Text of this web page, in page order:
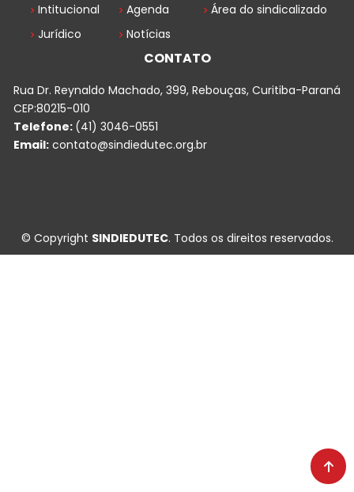
Intitucional
Jurídico
Agenda
Notícias
Área do sindicalizado
CONTATO
Rua Dr. Reynaldo Machado, 399, Rebouças, Curitiba-Paraná
CEP:80215-010
Telefone: (41) 3046-0551
Email: contato@sindiedutec.org.br
© Copyright SINDIEDUTEC. Todos os direitos reservados.